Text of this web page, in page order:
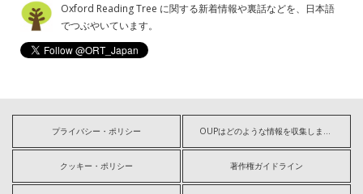
Oxford Reading Tree に関する新着情報や裏話などを、日本語
でつぶやいています。
プライバシー・ポリシー
クッキー・ポリシー 著作権ガイドライン